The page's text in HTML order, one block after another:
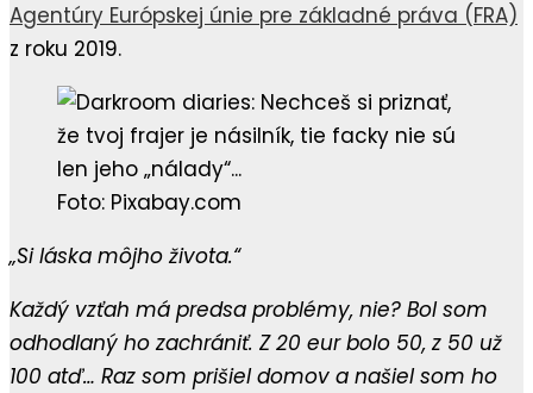
Agentúry Európskej únie pre základné práva (FRA)
z roku 2019.
Foto: Pixabay.com
„Si láska môjho života.“
Každý vzťah má predsa problémy, nie? Bol som
odhodlaný ho zachrániť. Z 20 eur bolo 50, z 50 už
100 atď… Raz som prišiel domov a našiel som ho